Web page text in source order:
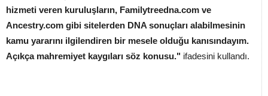
hizmeti veren kuruluşların, Familytreedna.com ve
Ancestry.com gibi sitelerden DNA sonuçları alabilmesinin
kamu yararını ilgilendiren bir mesele olduğu kanısındayım.
Açıkça mahremiyet kaygıları söz konusu." ifadesini kullandı.